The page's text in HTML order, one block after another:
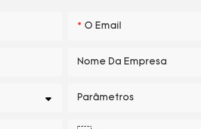
O Email
Nome Da Empresa
Parâmetros